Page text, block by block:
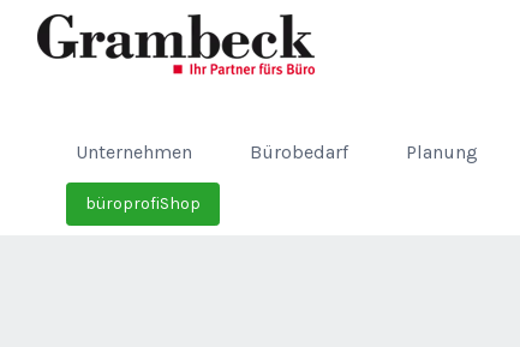
Unternehmen Bürobedarf Planung
büroprofiShop